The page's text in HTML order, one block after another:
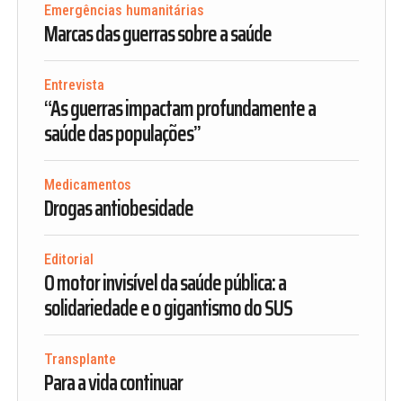
Emergências humanitárias
Marcas das guerras sobre a saúde
Entrevista
“As guerras impactam profundamente a
saúde das populações”
Medicamentos
Drogas antiobesidade
Editorial
O motor invisível da saúde pública: a
solidariedade e o gigantismo do SUS
Transplante
Para a vida continuar